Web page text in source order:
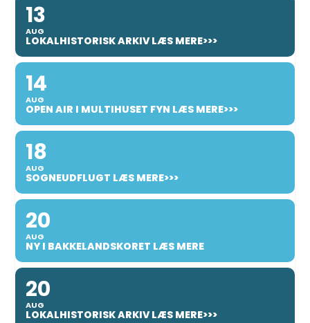
13
AUG
LOKALHISTORISK ARKIV LÆS MERE>>>
14
AUG
OPEN AIR I MULTIHUSET FYN LÆS MERE>>>
18
AUG
SOGNEUDFLUGT LÆS MERE>>>
20
AUG
NY I BAKKELANDSKORET LÆS MERE
20
AUG
LOKALHISTORISK ARKIV LÆS MERE>>>